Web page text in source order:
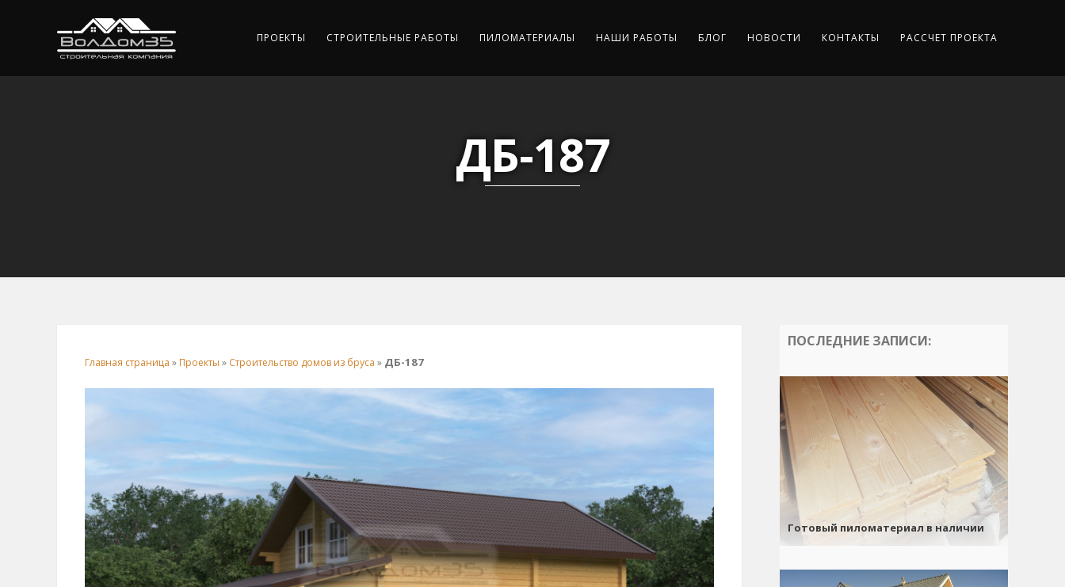
ПРОЕКТЫ СТРОИТЕЛЬНЫЕ РАБОТЫ ПИЛОМАТЕРИАЛЫ НАШИ РАБОТЫ БЛОГ НОВОСТИ КОНТАКТЫ РАССЧЕТ ПРОЕКТА
ДБ-187
Главная страница » Проекты » Строительство домов из бруса » ДБ-187
ПОСЛЕДНИЕ ЗАПИСИ:
Готовый пиломатериал в наличии